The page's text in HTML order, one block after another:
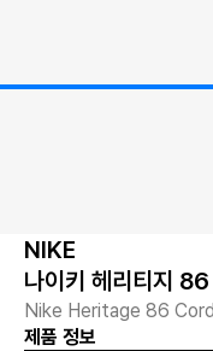
NIKE
나이키 헤리티지 86
Nike Heritage 86
제품 정보